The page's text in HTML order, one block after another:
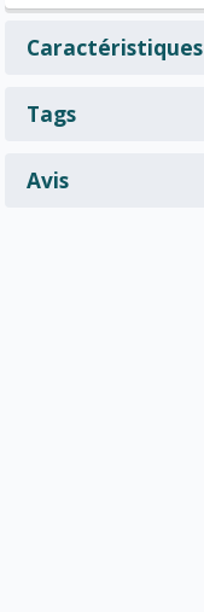
Caractéristiques
Tags
Avis